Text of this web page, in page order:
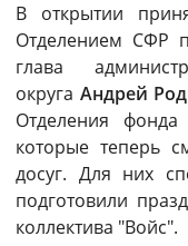
В открытии
Отделением СФР
глава
округа Андрей
Отделения
которые теперь
досуг. Для них
подготовили
коллектива "Войс".